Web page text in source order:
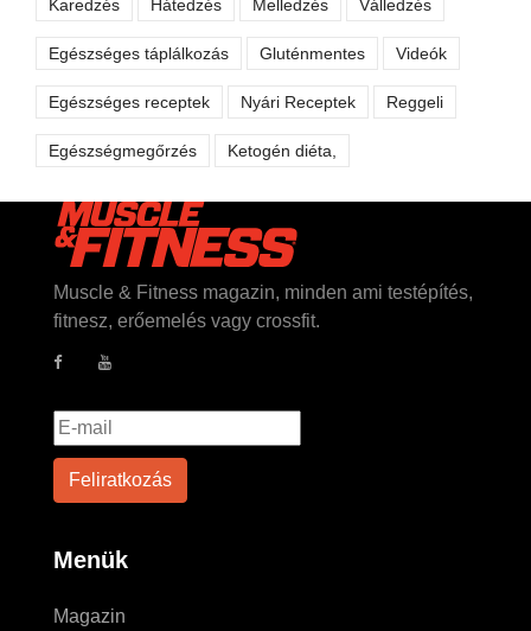
Karedzés Hátedzés Melledzés Válledzés
Egészséges táplálkozás Gluténmentes Videók
Egészséges receptek Nyári Receptek Reggeli
Egészségmegőrzés Ketogén diéta,
Muscle & Fitness magazin, minden ami testépítés,
fitnesz, erőemelés vagy crossfit.
Menük
Magazin